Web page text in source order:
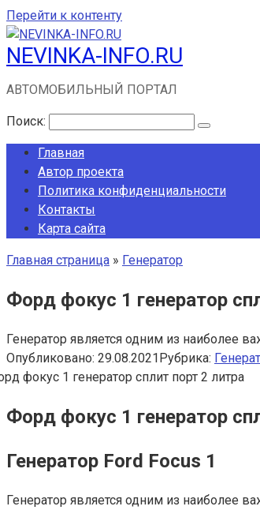
Перейти к контенту
NEVINKA-INFO.RU
АВТОМОБИЛЬНЫЙ ПОРТАЛ
Поиск:
Главная
Автор проекта
Политика конфиденциальности
Контакты
Карта сайта
Главная страница » Генератор
Форд фокус 1 генератор
Генератор является одним из наиболее
Опубликовано: 29.08.2021Рубрика:
Форд фокус 1 генератор
Генератор Ford Focus 1
Генератор является одним из наиболее